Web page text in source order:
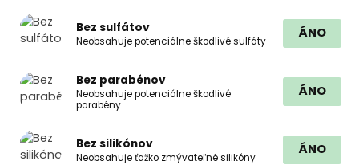
Bez sulfátov
Neobsahuje potenciálne škodlivé sulfáty
ÁNO
Bez parabénov
Neobsahuje potenciálne škodlivé
parabény
ÁNO
Bez silikónov
Neobsahuje ťažko zmývateľné silikóny
ÁNO